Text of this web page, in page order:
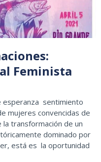
Feminista
esperanza sentimiento
mujeres convencidas de
transformación de un
dominado por
está es la oportunidad